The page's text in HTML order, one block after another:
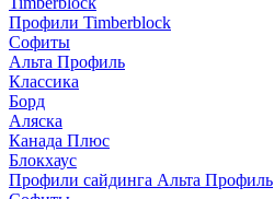
Профили Timberblock
Софиты
Альта Профиль
Классика
Борд
Аляска
Канада Плюс
Блокхаус
Профили сайдинга Альта Профиль